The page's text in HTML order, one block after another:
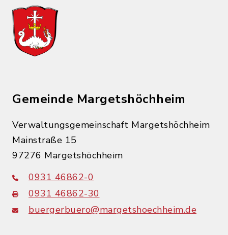
Gemeinde Margetshöchheim
Verwaltungsgemeinschaft Margetshöchheim
Mainstraße 15
97276 Margetshöchheim
0931 46862-0
0931 46862-30
buergerbuero@margetshoechheim.de